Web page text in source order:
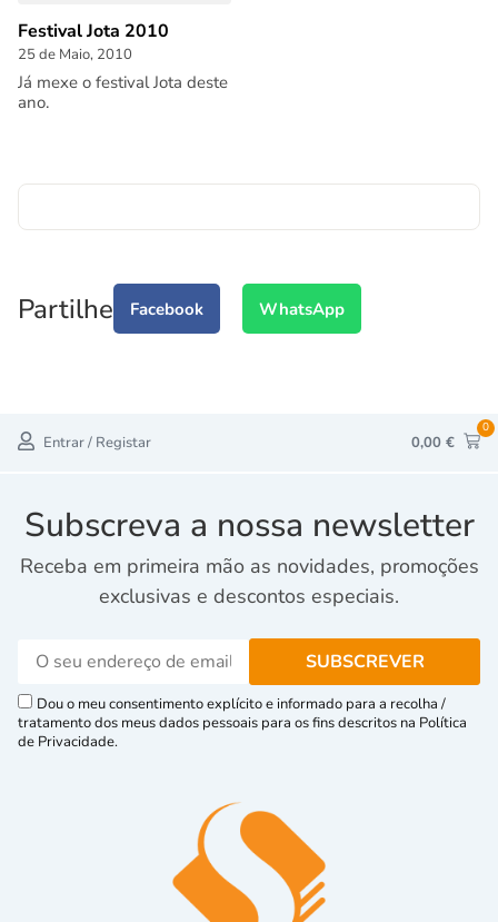
Festival Jota 2010
25 de Maio, 2010
Já mexe o festival Jota deste
ano.
Partilhe Facebook WhatsApp
Entrar / Registar 0,00 €
0
Subscreva a nossa newsletter
Receba em primeira mão as novidades, promoções
exclusivas e descontos especiais.
Dou o meu consentimento explícito e informado para a recolha /
tratamento dos meus dados pessoais para os fins descritos na Política
de Privacidade.